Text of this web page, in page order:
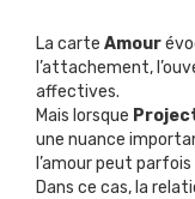
La carte Amour
l’attachement,
affectives.
Mais lorsque
une nuance
l’amour peut
Dans ce cas, la